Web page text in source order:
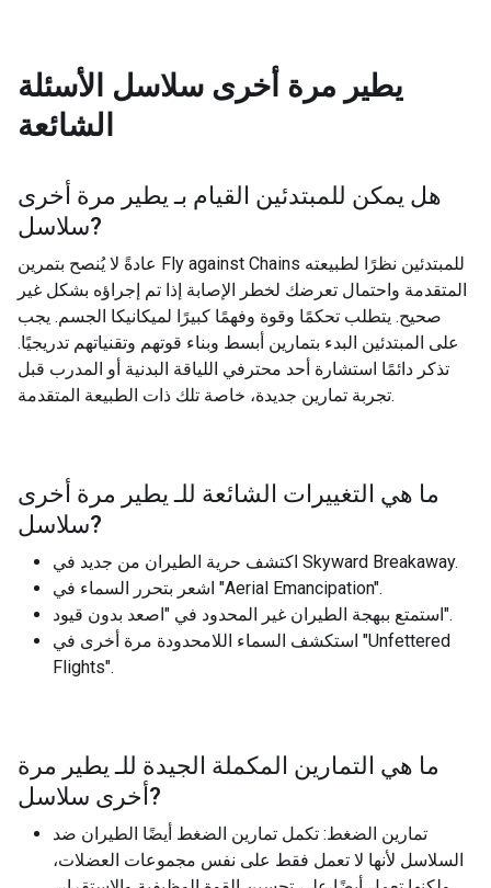
يطير مرة أخرى سلاسل الأسئلة
الشائعة
هل يمكن للمبتدئين القيام بـ يطير مرة أخرى
سلاسل?
عادةً لا يُنصح بتمرين Fly against Chains للمبتدئين نظرًا لطبيعته
المتقدمة واحتمال تعرضك لخطر الإصابة إذا تم إجراؤه بشكل غير
صحيح. يتطلب تحكمًا وقوة وفهمًا كبيرًا لميكانيكا الجسم. يجب
على المبتدئين البدء بتمارين أبسط وبناء قوتهم وتقنياتهم تدريجيًا.
تذكر دائمًا استشارة أحد محترفي اللياقة البدنية أو المدرب قبل
تجربة تمارين جديدة، خاصة تلك ذات الطبيعة المتقدمة.
ما هي التغييرات الشائعة للـ يطير مرة أخرى
سلاسل?
اكتشف حرية الطيران من جديد في Skyward Breakaway.
اشعر بتحرر السماء في "Aerial Emancipation".
استمتع ببهجة الطيران غير المحدود في "اصعد بدون قيود".
استكشف السماء اللامحدودة مرة أخرى في "Unfettered
Flights".
ما هي التمارين المكملة الجيدة للـ يطير مرة
أخرى سلاسل?
تمارين الضغط: تكمل تمارين الضغط أيضًا الطيران ضد
السلاسل لأنها لا تعمل فقط على نفس مجموعات العضلات،